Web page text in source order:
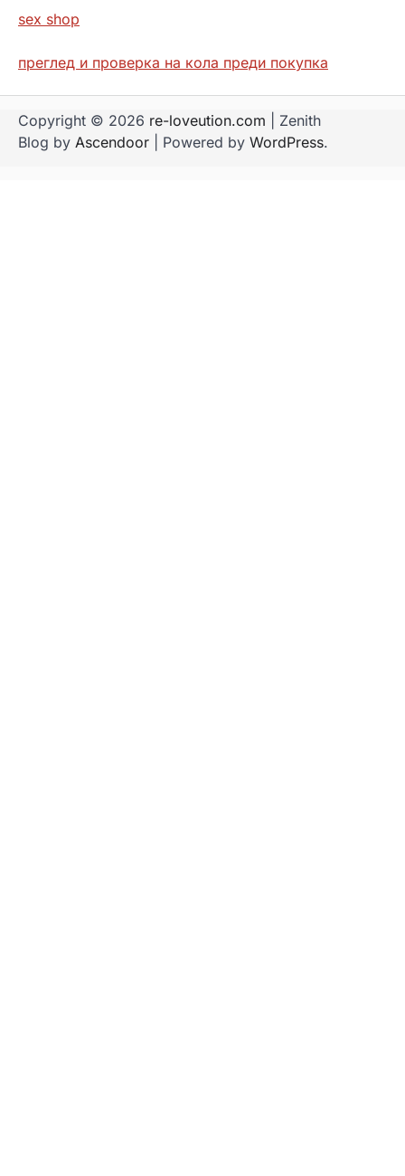
sex shop
преглед и проверка на кола преди покупка
Copyright © 2026 re-loveution.com | Zenith
Blog by Ascendoor | Powered by WordPress.